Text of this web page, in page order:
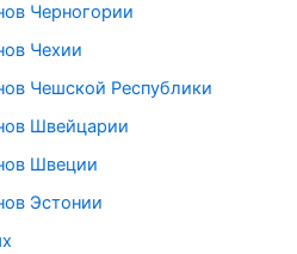
Черногории
Чехии
Чешской Республики
Швейцарии
Швеции
Эстонии